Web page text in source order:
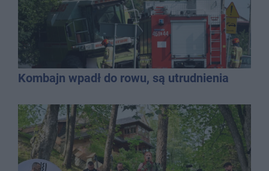
Kombajn wpadł do rowu, są utrudnienia